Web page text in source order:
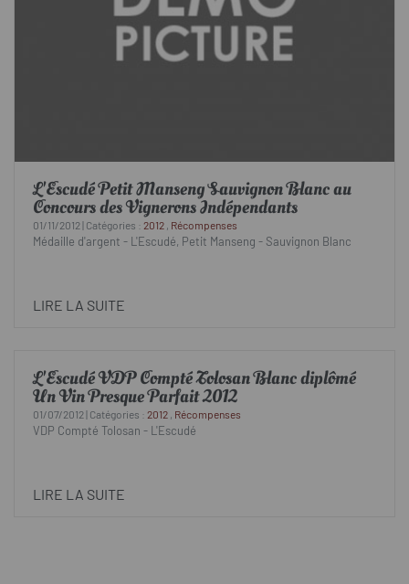
L'Escudé Petit Manseng Sauvignon Blanc au
Concours des Vignerons Indépendants
01/11/2012 | Catégories : 2012 , Récompenses
Médaille d'argent - L'Escudé, Petit Manseng - Sauvignon Blanc
LIRE LA SUITE
L'Escudé VDP Compté Tolosan Blanc diplômé
Un Vin Presque Parfait 2012
01/07/2012 | Catégories : 2012 , Récompenses
VDP Compté Tolosan - L'Escudé
LIRE LA SUITE